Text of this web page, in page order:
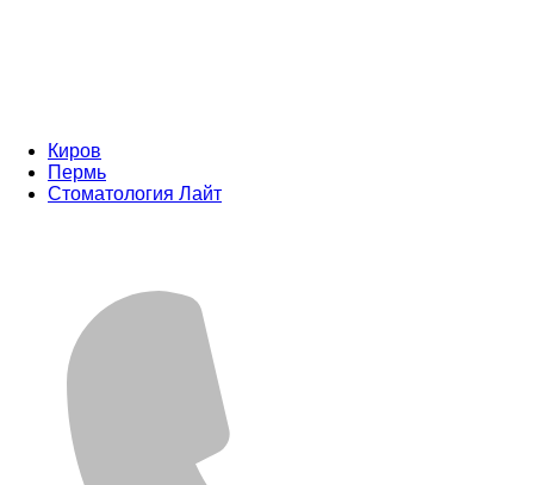
Киров
Пермь
Стоматология Лайт